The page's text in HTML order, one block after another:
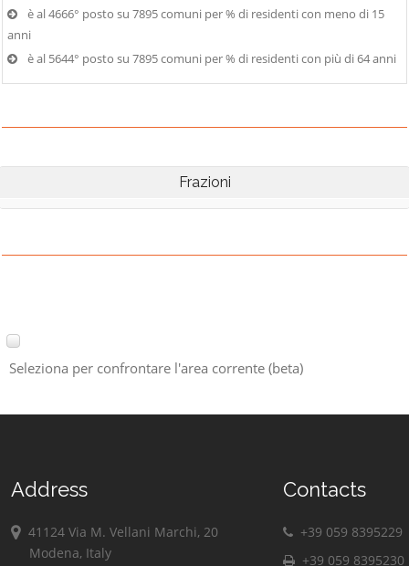
è al 4666° posto su 7895 comuni per % di residenti con meno di 15
anni
è al 5644° posto su 7895 comuni per % di residenti con più di 64 anni
Frazioni
Seleziona per confrontare l'area corrente (beta)
Address
41124 Via M. Vellani Marchi, 20
Modena, Italy
Contacts
+39 059 8395229
+39 059 8395230